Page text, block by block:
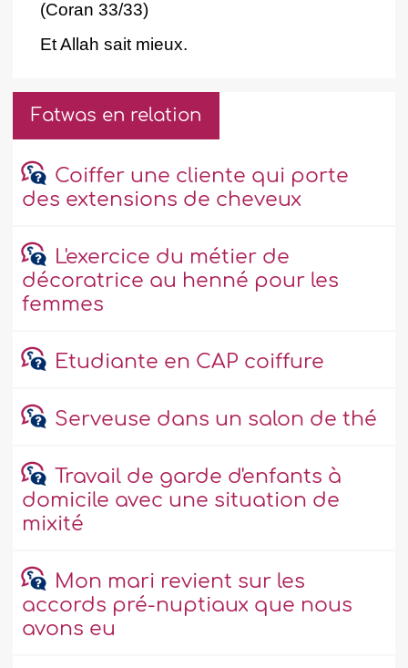
(Coran 33/33)
Et Allah sait mieux.
Fatwas en relation
Coiffer une cliente qui porte
des extensions de cheveux
L'exercice du métier de
décoratrice au henné pour les
femmes
Etudiante en CAP coiffure
Serveuse dans un salon de thé
Travail de garde d'enfants à
domicile avec une situation de
mixité
Mon mari revient sur les
accords pré-nuptiaux que nous
avons eu